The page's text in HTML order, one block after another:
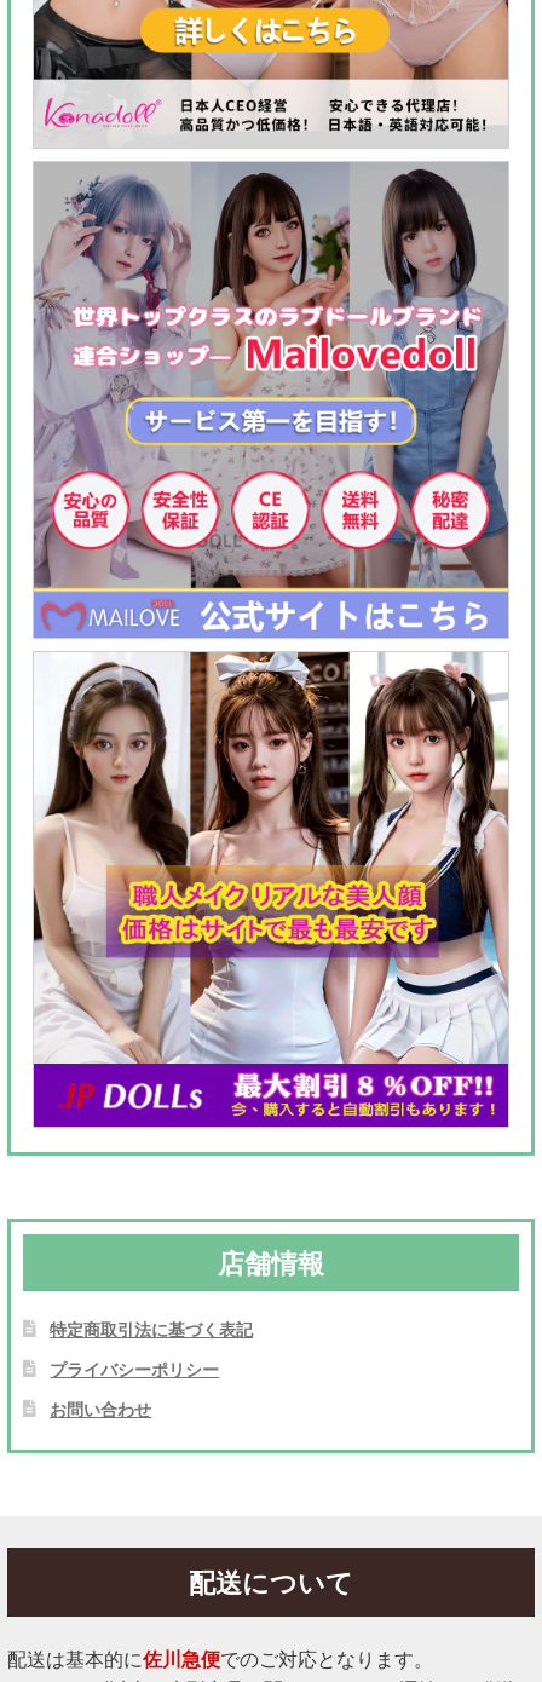
店舗情報
特定商取引法に基づく表記
プライバシーポリシー
お問い合わせ
配送について
配送は基本的に佐川急便でのご対応となります。